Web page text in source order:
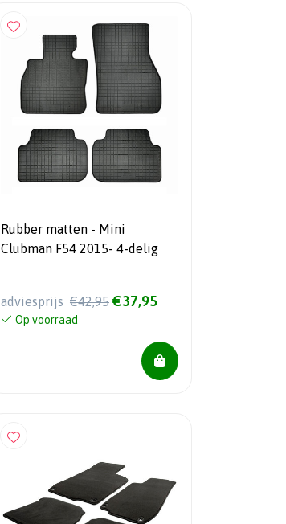
Rubber matten - Mini
Clubman F54 2015- 4-delig
adviesprijs €42,95 €37,95
Op voorraad